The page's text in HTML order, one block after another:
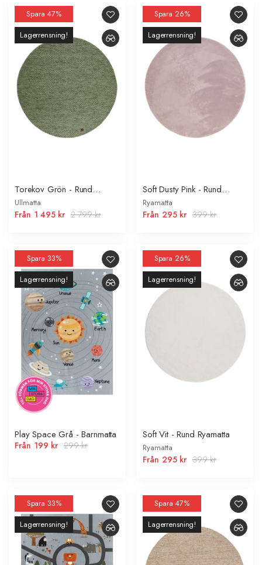
Spara 47%
Lagerrensning!
Torekov Grön - Rund
Ullmatta
Ullmatta
Från 1 495 kr 2 799 kr
Spara 26%
Lagerrensning!
Soft Dusty Pink - Rund
Ryamatta
Ryamatta
Från 295 kr 399 kr
Spara 33%
Lagerrensning!
Play Space Grå - Barnmatta
Från 199 kr 299 kr
Spara 26%
Lagerrensning!
Soft Vit - Rund Ryamatta
Ryamatta
Från 295 kr 399 kr
Spara 33%
Lagerrensning!
Spara 47%
Lagerrensning!